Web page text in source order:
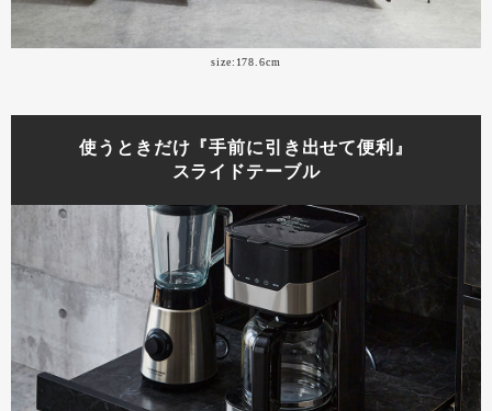
size:178.6cm
使うときだけ『手前に引き出せて便利』
スライドテーブル